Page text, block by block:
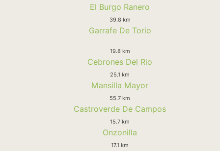
El Burgo Ranero
39.8 km
Garrafe De Torio
19.8 km
Cebrones Del Rio
25.1 km
Mansilla Mayor
55.7 km
Castroverde De Campos
15.7 km
Onzonilla
17.1 km